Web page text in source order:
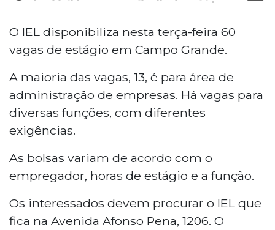
O IEL disponibiliza nesta terça-feira 60
vagas de estágio em Campo Grande.
A maioria das vagas, 13, é para área de
administração de empresas. Há vagas para
diversas funções, com diferentes
exigências.
As bolsas variam de acordo com o
empregador, horas de estágio e a função.
Os interessados devem procurar o IEL que
fica na Avenida Afonso Pena, 1206. O